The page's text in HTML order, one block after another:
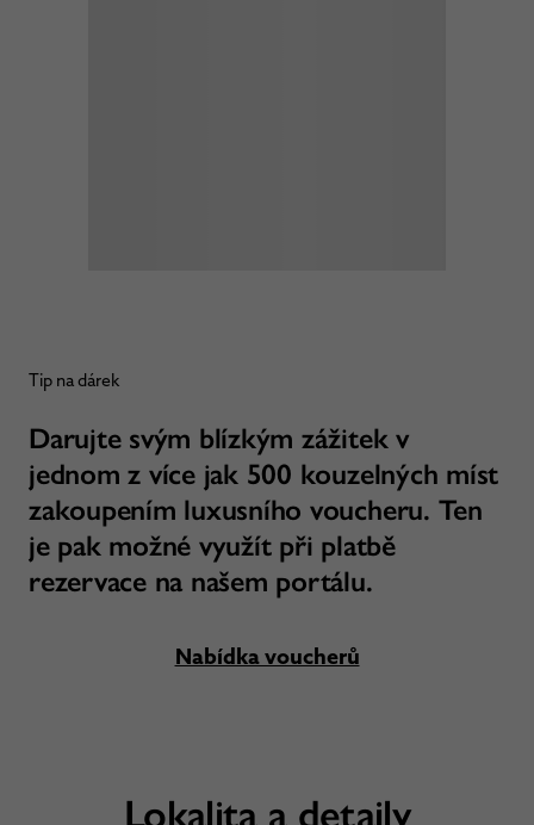
Tip na dárek
Darujte svým blízkým zážitek v
jednom z více jak 500 kouzelných míst
zakoupením luxusního voucheru. Ten
je pak možné využít při platbě
rezervace na našem portálu.
Nabídka voucherů
Lokalita a detaily